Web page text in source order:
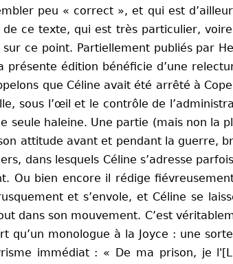
peu « correct », et qui est
ce texte, qui est très particulier,
ce point. Partiellement publiés par
présente édition bénéficie d’une
que Céline avait été arrêté à
sous l’œil et le contrôle de
seule haleine. Une partie (mais non
attitude avant et pendant la guerre,
dans lesquels Céline s’adresse
Ou bien encore il rédige
et s’envole, et Céline se
dans son mouvement. C’est
qu’un monologue à la Joyce : une
immédiat : « De ma prison, je